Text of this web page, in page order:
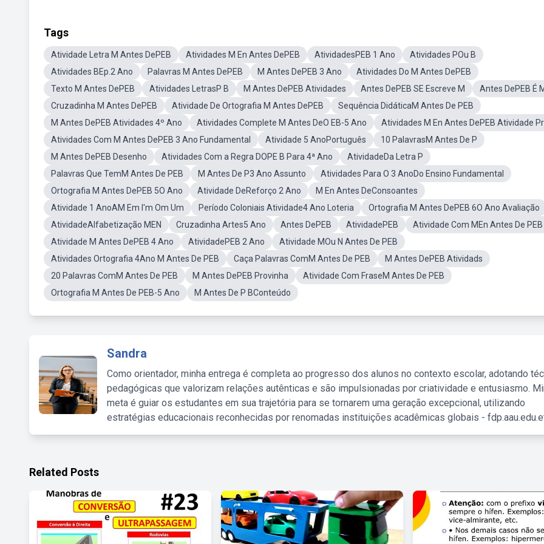
Tags
Atividade Letra M Antes DePEB Atividades M En Antes DePEB AtividadesPEB 1 Ano
Atividades POu B
Atividades BEp.2 Ano
Palavras M Antes DePEB M Antes DePEB 3 Ano
Atividades Do M Antes DePEB
Texto M Antes DePEB
Atividades LetrasP B M Antes DePEB Atividades Antes DePEB SE Escreve M
Antes DePEB É
Cruzadinha M Antes DePEB
Atividade De Ortografia M Antes DePEB
Sequência DidáticaM Antes De PEB
M Antes DePEB Atividades 4º Ano
Atividades Complete M Antes DeO EB-5 Ano
Atividades M En Antes DePEB Atividade
Atividades Com M Antes DePEB 3 Ano Fundamental
Atividade 5 AnoPortuguês
10 PalavrasM Antes De P
M Antes DePEB Desenho
Atividades Com a Regra DOPE B Para 4ª Ano
AtividadeDa Letra P
Palavras Que TemM Antes De PEB
M Antes De P3 Ano Assunto
Atividades Para O 3 AnoDo Ensino Fundamental
Ortografia M Antes DePEB 5O Ano
Atividade DeReforço 2 Ano
M En Antes DeConsoantes
Atividade 1 AnoAM Em I'm Om Um
Período Coloniais Atividade4 Ano Loteria
Ortografia M Antes DePEB 6O Ano Avaliação
AtividadeAlfabetização MEN
Cruzadinha Artes5 Ano Antes DePEB AtividadePEB
Atividade Com MEn Antes De PEB
Atividade M Antes DePEB 4 Ano
AtividadePEB 2 Ano
Atividade MOu N Antes De PEB
Atividades Ortografia 4Ano M Antes De PEB
Caça Palavras ComM Antes De PEB
M Antes DePEB Atividads
20 Palavras ComM Antes De PEB
M Antes DePEB Provinha
Atividade Com FraseM Antes De PEB
Ortografia M Antes De PEB-5 Ano
M Antes De P BConteúdo
Sandra
Como orientador, minha entrega é completa ao progresso dos alunos no contexto escolar, adotando
pedagógicas que valorizam relações autênticas e são impulsionadas por criatividade e entusiasmo.
meta é guiar os estudantes em sua trajetória para se tornarem uma geração excepcional, utilizando
estratégias educacionais reconhecidas por renomadas instituições acadêmicas globais -
Related Posts